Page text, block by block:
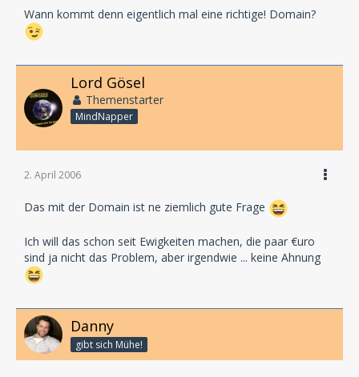
Wann kommt denn eigentlich mal eine richtige! Domain?
Lord Gösel
Themenstarter
MindNapper
2. April 2006
Das mit der Domain ist ne ziemlich gute Frage
Ich will das schon seit Ewigkeiten machen, die paar €uro
sind ja nicht das Problem, aber irgendwie ... keine Ahnung
Danny
gibt sich Mühe!